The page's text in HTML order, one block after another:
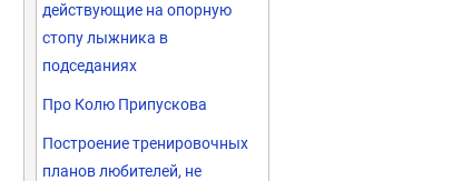
действующие на опорную
стопу лыжника в
подседаниях
Про Колю Припускова
Построение тренировочных
планов любителей, не